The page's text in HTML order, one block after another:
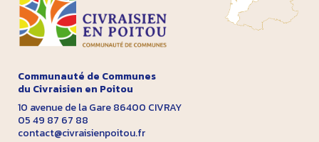
Communauté de Communes
du Civraisien en Poitou
10 avenue de la Gare 86400 CIVRAY
05 49 87 67 88
contact@civraisienpoitou.fr